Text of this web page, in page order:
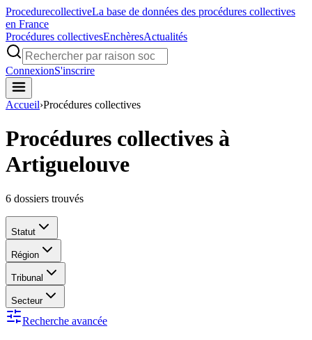
ProcedurecollectiveLa base de données des procédures collectives
en France
Procédures collectivesEnchèresActualités
ConnexionS'inscrire
Accueil›Procédures collectives
Procédures collectives à
Artiguelouve
6 dossiers trouvés
Statut
Région
Tribunal
Secteur
Recherche avancée